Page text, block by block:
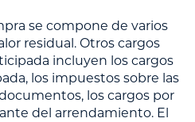
se compone de varios
residual. Otros cargos
incluyen los cargos
los impuestos sobre las
los cargos por
del arrendamiento. El